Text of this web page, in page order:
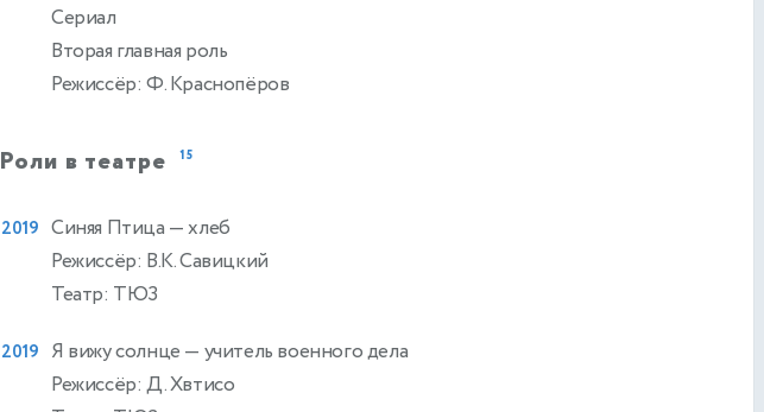
Сериал
Вторая главная роль
Режиссёр: Ф. Краснопёров
Роли в театре 15
2019 Синяя Птица — хлеб
Режиссёр: В.К. Савицкий
Театр: ТЮЗ
2019 Я вижу солнце — учитель военного дела
Режиссёр: Д. Хвтисо